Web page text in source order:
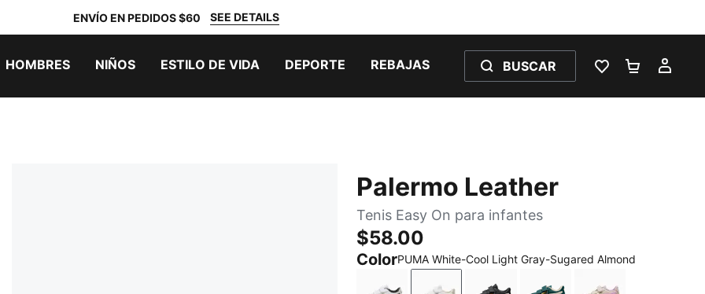
ENVÍO EN PEDIDOS $60 SEE DETAILS
HOMBRES NIÑOS ESTILO DE VIDA DEPORTE REBAJAS BUSCAR
LISTA DE
Palermo Leather
Tenis Easy On para infantes
$58.00
ColorPUMA White-Cool Light Gray-Sugared Almond